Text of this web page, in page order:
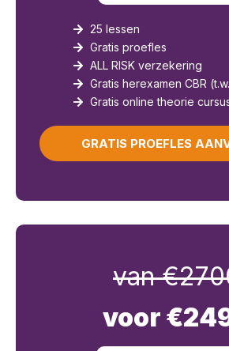
25 lessen
Gratis proefles
ALL RISK verzekering
Gratis herexamen CBR
Gratis online theorie
GRATIS PROEFLES
van
voor